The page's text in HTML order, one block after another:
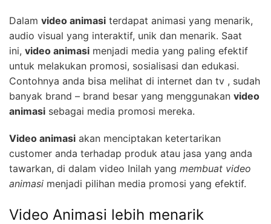
Dalam video animasi terdapat animasi yang menarik,
audio visual yang interaktif, unik dan menarik. Saat
ini, video animasi menjadi media yang paling efektif
untuk melakukan promosi, sosialisasi dan edukasi.
Contohnya anda bisa melihat di internet dan tv , sudah
banyak brand – brand besar yang menggunakan video
animasi sebagai media promosi mereka.
Video animasi akan menciptakan ketertarikan
customer anda terhadap produk atau jasa yang anda
tawarkan, di dalam video Inilah yang membuat video
animasi menjadi pilihan media promosi yang efektif.
Video Animasi lebih menarik